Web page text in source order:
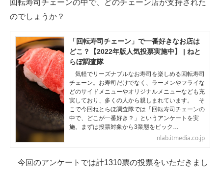
ビジネスと働き方のヒント
AI活用のいまが分かる
企業ITのトレンドを詳説
経営リーダーのコミュニティ
マーケ×ITの今がよく分かる
ITエンジニア向け専門サイト
企業向けIT製品の総合サイト
IT製品の技術・比較・事例
回転寿司チェーンの中で、どのチェーン店が支持された
のでしょうか？
「回転寿司チェーン」で一番好きなお店は
どこ？【2022年版人気投票実施中】 | ねと
らぼ調査隊
気軽でリーズナブルなお寿司を楽しめる回転寿司
チェーン。お寿司だけでなく、ラーメンやフライな
どのサイドメニューやオリジナルメニューなども充
実しており、多くの人から親しまれています。 そ
こで今回ねとらぼ調査隊では「回転寿司チェーンの
中で、どこが一番好き？」というアンケートを実
施。まずは投票対象から3業態をピック…
nlab.itmedia.co.jp
今回のアンケートでは計1310票の投票をいただきまし